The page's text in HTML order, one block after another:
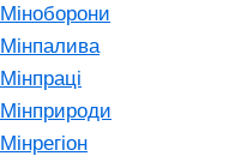
Міноборони
Мінпалива
Мінпраці
Мінприроди
Мінрегіон